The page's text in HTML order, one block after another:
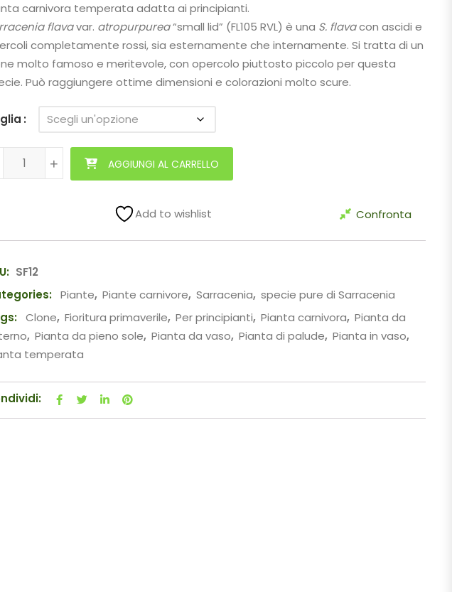
carnivora temperata adatta ai principianti.
flavavar. atropurpurea“small lid” (FL105 RVL) è una S. flavacon ascidi e
completamente rossi, sia esternamente che internamente. Si tratta di un
molto famoso e meritevole, con opercolo piuttosto piccolo per questa
Può raggiungere ottime dimensioni e colorazioni molto scure.
flava var. atropurpurea "small lid" (FL105 RVL) quantità
+
+ AGGIUNGI AL CARRELLO
Add to wishlist Confronta
SF12
Piante, Piante carnivore, Sarracenia, specie pure di Sarracenia
Clone, Fioritura primaverile, Per principianti, Pianta carnivora, Pianta da
, Pianta da pieno sole, Pianta da vaso, Pianta di palude, Pianta in vaso,
temperata